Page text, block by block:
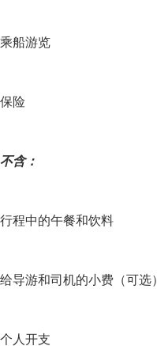
乘船游览
保险
不含：
行程中的午餐和饮料
给导游和司机的小费（可选）
个人开支